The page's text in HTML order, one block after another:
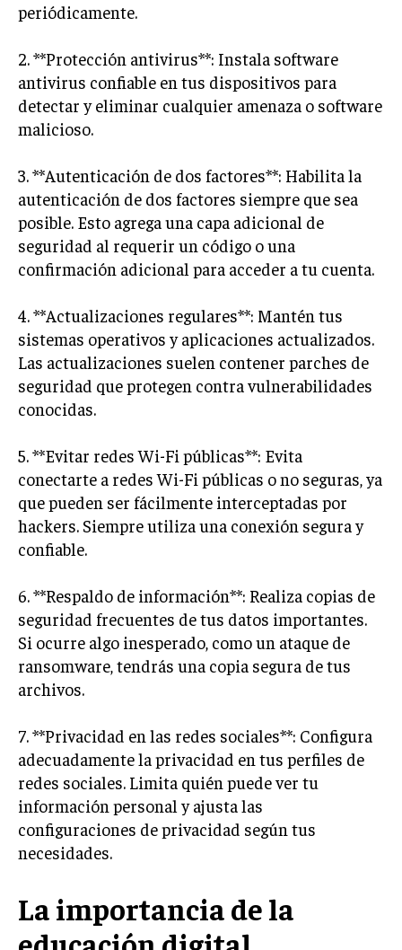
periódicamente.
2. **Protección antivirus**: Instala software
antivirus confiable en tus dispositivos para
detectar y eliminar cualquier amenaza o software
malicioso.
3. **Autenticación de dos factores**: Habilita la
autenticación de dos factores siempre que sea
posible. Esto agrega una capa adicional de
seguridad al requerir un código o una
confirmación adicional para acceder a tu cuenta.
4. **Actualizaciones regulares**: Mantén tus
sistemas operativos y aplicaciones actualizados.
Las actualizaciones suelen contener parches de
seguridad que protegen contra vulnerabilidades
conocidas.
5. **Evitar redes Wi-Fi públicas**: Evita
conectarte a redes Wi-Fi públicas o no seguras, ya
que pueden ser fácilmente interceptadas por
hackers. Siempre utiliza una conexión segura y
confiable.
6. **Respaldo de información**: Realiza copias de
seguridad frecuentes de tus datos importantes.
Si ocurre algo inesperado, como un ataque de
ransomware, tendrás una copia segura de tus
archivos.
7. **Privacidad en las redes sociales**: Configura
adecuadamente la privacidad en tus perfiles de
redes sociales. Limita quién puede ver tu
información personal y ajusta las
configuraciones de privacidad según tus
necesidades.
La importancia de la